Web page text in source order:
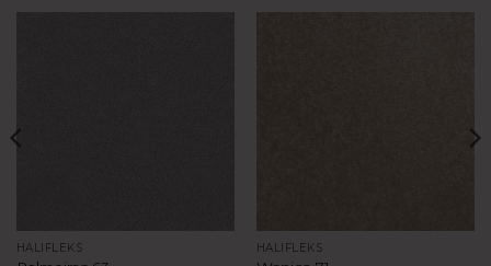
HALIFLEKS HALIFLEKS